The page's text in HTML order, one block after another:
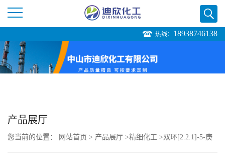
司
页
公
热线： 18938746138
产品展厅
您当前的位置： 网站首页 > 产品展厅 >精细化工 >双环[2.2.1]-5-庚